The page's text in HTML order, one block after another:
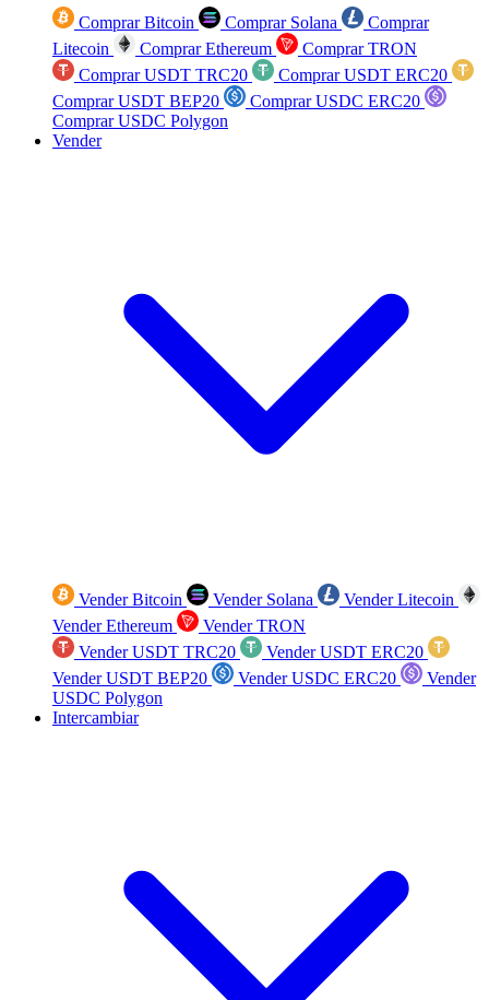
Comprar Bitcoin Comprar Solana
Comprar
Litecoin
Comprar Ethereum
Comprar TRON
Comprar USDT TRC20
Comprar USDT ERC20
Comprar USDT BEP20
Comprar USDC ERC20
Comprar USDC Polygon
Vender
Vender Bitcoin Vender Solana
Vender Litecoin
Vender Ethereum
Vender TRON
Vender USDT TRC20
Vender USDT ERC20
Vender USDT BEP20
Vender USDC ERC20
Vender
USDC Polygon
Intercambiar